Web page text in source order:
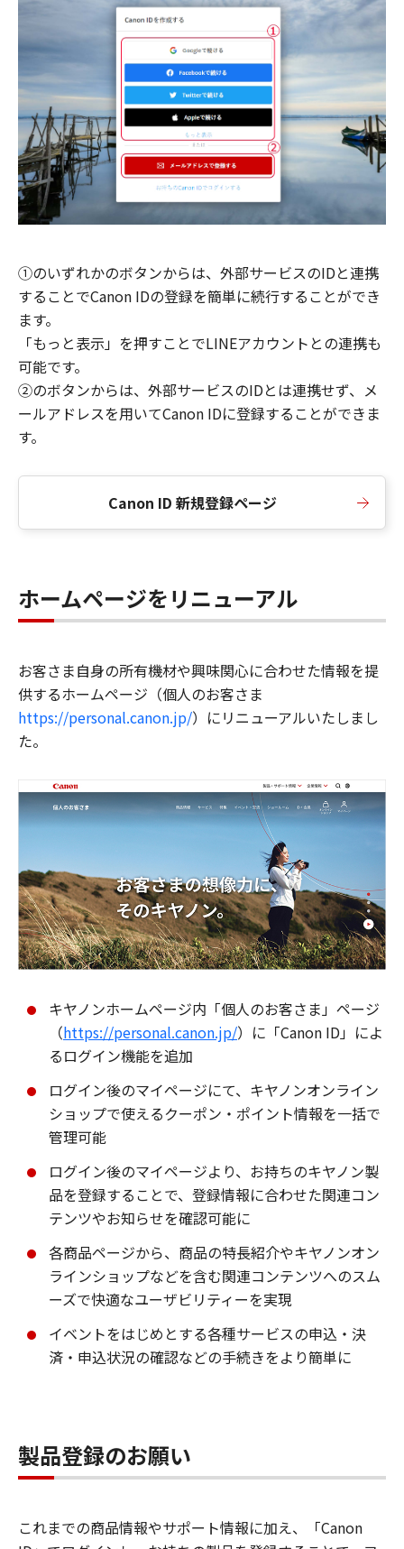
①のいずれかのボタンからは、外部サービスのIDと連携
することでCanon IDの登録を簡単に続行することができ
ます。
「もっと表示」を押すことでLINEアカウントとの連携も
可能です。
②のボタンからは、外部サービスのIDとは連携せず、メ
ールアドレスを用いてCanon IDに登録することができま
す。
Canon ID 新規登録ページ
ホームページをリニューアル
お客さま自身の所有機材や興味関心に合わせた情報を提
供するホームページ（個人のお客さま
https://personal.canon.jp/）にリニューアルいたしまし
た。
キヤノンホームページ内「個人のお客さま」ページ
（https://personal.canon.jp/）に「Canon ID」によ
るログイン機能を追加
ログイン後のマイページにて、キヤノンオンライン
ショップで使えるクーポン・ポイント情報を一括で
管理可能
ログイン後のマイページより、お持ちのキヤノン製
品を登録することで、登録情報に合わせた関連コン
テンツやお知らせを確認可能に
各商品ページから、商品の特長紹介やキヤノンオン
ラインショップなどを含む関連コンテンツへのスム
ーズで快適なユーザビリティーを実現
イベントをはじめとする各種サービスの申込・決
済・申込状況の確認などの手続きをより簡単に
製品登録のお願い
これまでの商品情報やサポート情報に加え、「Canon